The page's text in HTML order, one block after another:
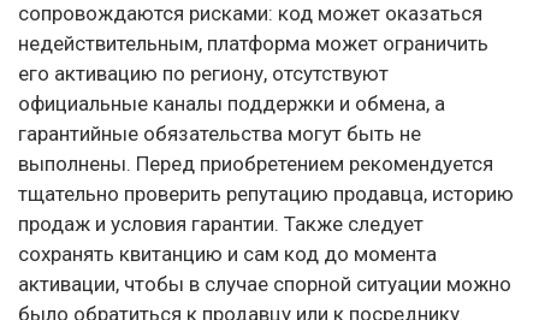
сопровождаются рисками: код может оказаться
недействительным, платформа может ограничить
его активацию по региону, отсутствуют
официальные каналы поддержки и обмена, а
гарантийные обязательства могут быть не
выполнены. Перед приобретением рекомендуется
тщательно проверить репутацию продавца, историю
продаж и условия гарантии. Также следует
сохранять квитанцию и сам код до момента
активации, чтобы в случае спорной ситуации можно
было обратиться к продавцу или к посреднику.